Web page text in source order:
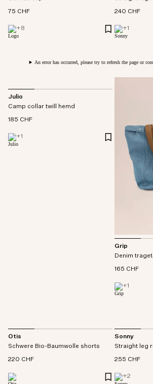
75 CHF
+8
240 CHF
+1
Julio
Camp collar twill hemd
185 CHF
+1
Grip
Denim
165 CHF
+1
Otis
Schwere Bio-Baumwolle shorts
220 CHF
Sonny
Straight leg
255 CHF
+2
An error has occurred, please try to refresh the page or